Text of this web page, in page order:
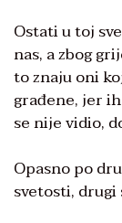
Ostati u toj
nas, a zbog
to znaju oni
građene, jer
se nije vidio,
Opasno po
svetosti,